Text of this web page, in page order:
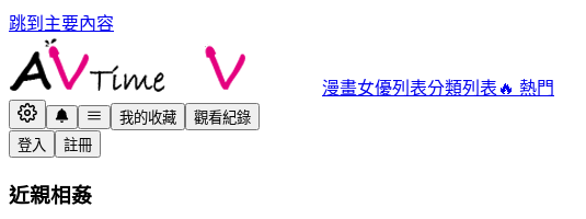
跳到主要內容
漫畫女優列表分類列表 🔥 熱門
我的收藏
觀看紀錄
登入
註冊
近親相姦